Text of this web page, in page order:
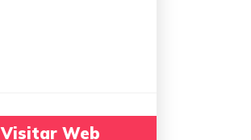
Visitar Web